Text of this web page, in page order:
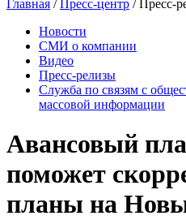
Главная /Пресс-центр / Пресс-
Новости
СМИ о компании
Видео
Пресс-релизы
Служба по связям с
массовой информации
Авансовый
поможет
планы на